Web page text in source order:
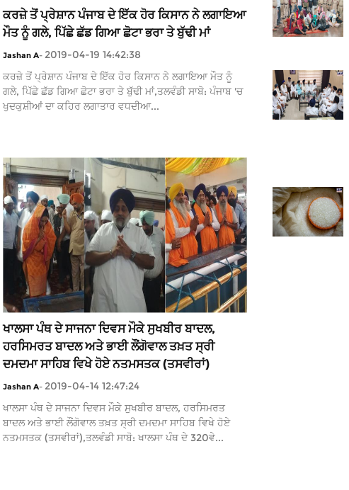
ਕਰਜ਼ੇ ਤੋਂ ਪ੍ਰੇਸ਼ਾਨ ਪੰਜਾਬ ਦੇ ਇੱਕ ਹੋਰ ਕਿਸਾਨ ਨੇ ਲਗਾਇਆ
ਮੌਤ ਨੂੰ ਗਲੇ, ਪਿੱਛੇ ਛੱਡ ਗਿਆ ਛੋਟਾ ਭਰਾ ਤੇ ਬੁੱਢੀ ਮਾਂ
Jashan A- 2019-04-19 14:42:38
ਕਰਜ਼ੇ ਤੋਂ ਪ੍ਰੇਸ਼ਾਨ ਪੰਜਾਬ ਦੇ ਇੱਕ ਹੋਰ ਕਿਸਾਨ ਨੇ ਲਗਾਇਆ ਮੌਤ ਨੂੰ
ਗਲੇ, ਪਿੱਛੇ ਛੱਡ ਗਿਆ ਛੋਟਾ ਭਰਾ ਤੇ ਬੁੱਢੀ ਮਾਂ,ਤਲਵੰਡੀ ਸਾਬੋ: ਪੰਜਾਬ 'ਚ
ਖੁਦਕੁਸ਼ੀਆਂ ਦਾ ਕਹਿਰ ਲਗਾਤਾਰ ਵਧਦੀਆ...
ਖਾਲਸਾ ਪੰਥ ਦੇ ਸਾਜਨਾ ਦਿਵਸ ਮੌਕੇ ਸੁਖਬੀਰ ਬਾਦਲ,
ਹਰਸਿਮਰਤ ਬਾਦਲ ਅਤੇ ਭਾਈ ਲੌਂਗੋਵਾਲ ਤਖ਼ਤ ਸ੍ਰੀ
ਦਮਦਮਾ ਸਾਹਿਬ ਵਿਖੇ ਹੋਏ ਨਤਮਸਤਕ (ਤਸਵੀਰਾਂ)
Jashan A- 2019-04-14 12:47:24
ਖਾਲਸਾ ਪੰਥ ਦੇ ਸਾਜਨਾ ਦਿਵਸ ਮੌਕੇ ਸੁਖਬੀਰ ਬਾਦਲ, ਹਰਸਿਮਰਤ
ਬਾਦਲ ਅਤੇ ਭਾਈ ਲੌਂਗੋਵਾਲ ਤਖ਼ਤ ਸ੍ਰੀ ਦਮਦਮਾ ਸਾਹਿਬ ਵਿਖੇ ਹੋਏ
ਨਤਮਸਤਕ (ਤਸਵੀਰਾਂ),ਤਲਵੰਡੀ ਸਾਬੋ: ਖਾਲਸਾ ਪੰਥ ਦੇ 320ਵੇ...